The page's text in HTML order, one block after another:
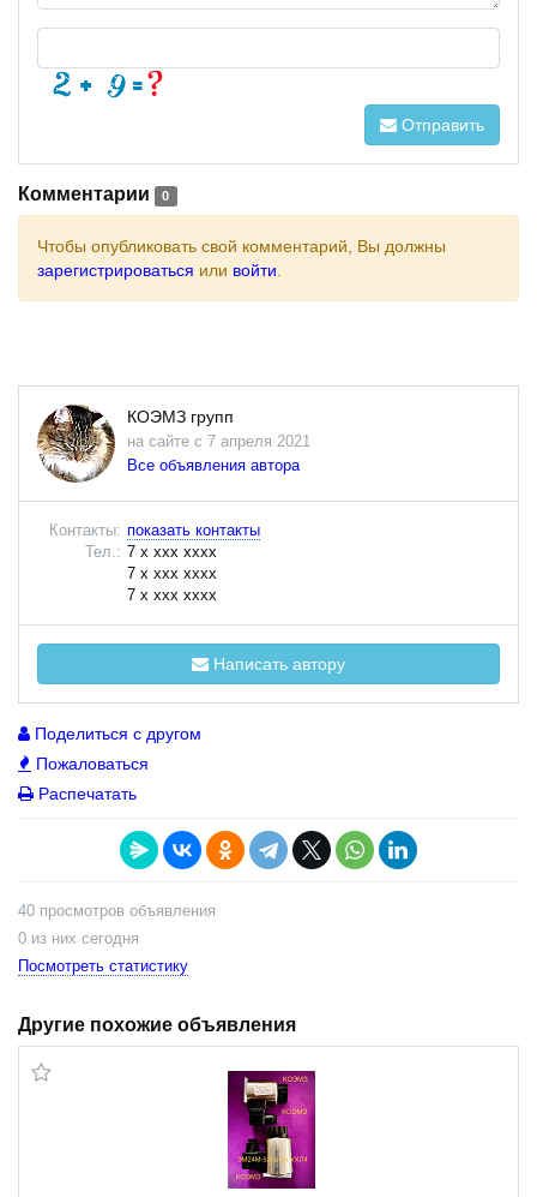
Отправить
Комментарии 0
Чтобы опубликовать свой комментарий, Вы должны
зарегистрироваться или войти
КОЭМЗ групп
на сайте с 7 апреля 2021
Все объявления автора
Контакты: показать контакты
Тел.: 7 x xxx xxxx
7 x xxx xxxx
7 x xxx xxxx
Написать автору
Поделиться с другом
Пожаловаться
Распечатать
40 просмотров объявления
0 из них сегодня
Посмотреть статистику
Другие похожие объявления